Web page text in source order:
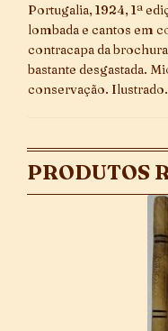
Portugalia, 1924, 1ª
lombada e cantos em
contracapa da
bastante desgastada.
conservação.
PRODUTOS